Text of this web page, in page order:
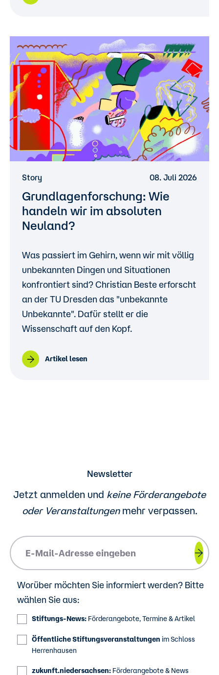
Story 08. Juli 2026
Grundlagenforschung: Wie
handeln wir im absoluten
Neuland?
Was passiert im Gehirn, wenn wir mit völlig
unbekannten Dingen und Situationen
konfrontiert sind? Christian Beste erforscht
an der TU Dresden das "unbekannte
Unbekannte". Dafür stellt er die
Wissenschaft auf den Kopf.
Artikel lesen
Newsletter
Jetzt anmelden und keine Förderangebote
oder Veranstaltungen mehr verpassen.
Worüber möchten Sie informiert werden? Bitte
wählen Sie aus:
Stiftungs-News: Förderangebote, Termine & Artikel
Öffentliche Stiftungsveranstaltungen im Schloss
Herrenhausen
zukunft.niedersachsen: Förderangebote & News